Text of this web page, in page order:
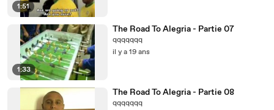
1:51
1:33
The Road To Alegria - Partie 07
qqqqqqq
il y a 19 ans
The Road To Alegria - Partie 08
qqqqqqq